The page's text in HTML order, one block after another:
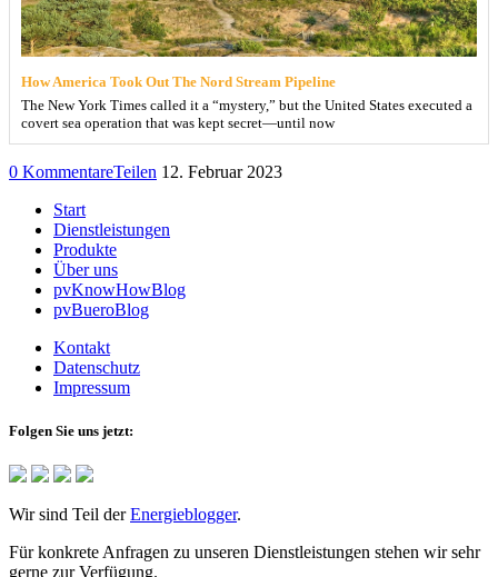
How America Took Out The Nord Stream Pipeline
The New York Times called it a “mystery,” but the United States executed a
covert sea operation that was kept secret—until now
0 KommentareTeilen 12. Februar 2023
Start
Dienstleistungen
Produkte
Über uns
pvKnowHowBlog
pvBueroBlog
Kontakt
Datenschutz
Impressum
Folgen Sie uns jetzt:
Wir sind Teil derEnergieblogger.
Für konkrete Anfragen zu unseren Dienstleistungen stehen wir sehr
gerne zur Verfügung.